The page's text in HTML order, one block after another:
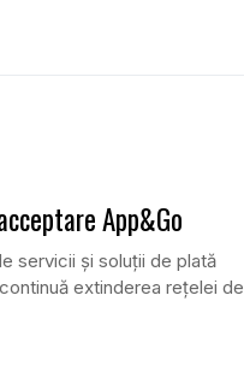
App&Go
servicii și soluții de plată
extinderea rețelei de